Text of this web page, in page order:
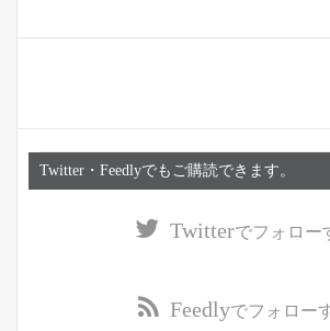
Twitter・Feedlyでもご購読できます。
Twitterでフォロー
Feedlyでフォロー